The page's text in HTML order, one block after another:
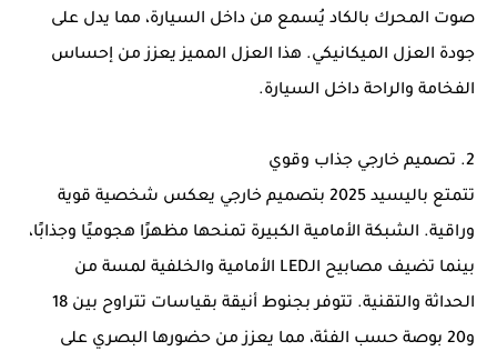
صوت المحرك بالكاد يُسمع من داخل السيارة، مما يدل على
جودة العزل الميكانيكي. هذا العزل المميز يعزز من إحساس
الفخامة والراحة داخل السيارة.
2. تصميم خارجي جذاب وقوي
تتمتع باليسيد 2025 بتصميم خارجي يعكس شخصية قوية
وراقية. الشبكة الأمامية الكبيرة تمنحها مظهرًا هجوميًا وجذابًا،
بينما تضيف مصابيح الـLED الأمامية والخلفية لمسة من
الحداثة والتقنية. تتوفر بجنوط أنيقة بقياسات تتراوح بين 18
و20 بوصة حسب الفئة، مما يعزز من حضورها البصري على